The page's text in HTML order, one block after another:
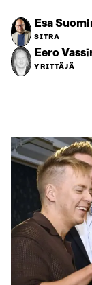
Esa
SITRA
Eero
YRITTÄJÄ